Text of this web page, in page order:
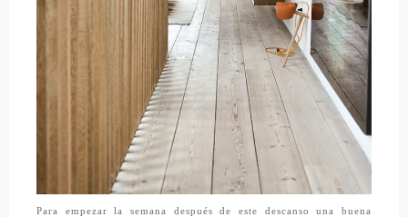
Para empezar la semana después de este descanso una buena